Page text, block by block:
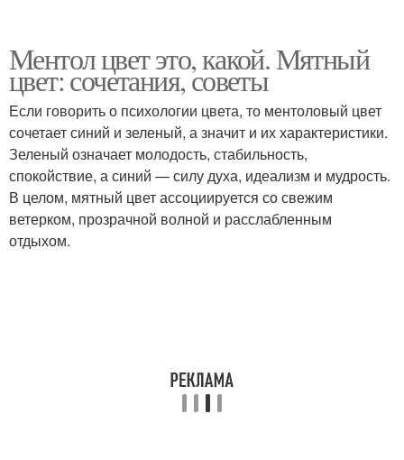
Ментол цвет это, какой. Мятный
цвет: сочетания, советы
Если говорить о психологии цвета, то ментоловый цвет
сочетает синий и зеленый, а значит и их характеристики.
Зеленый означает молодость, стабильность,
спокойствие, а синий — силу духа, идеализм и мудрость.
В целом, мятный цвет ассоциируется со свежим
ветерком, прозрачной волной и расслабленным
отдыхом.